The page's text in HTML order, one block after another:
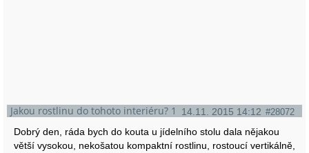
14.11. 2015 14:12 #28072
Jakou rostlinu do tohoto interiéru? 1
Dobrý den, ráda bych do kouta u jídelního stolu dala nějakou
větší vysokou, nekošatou kompaktní rostlinu, rostoucí vertikálně,